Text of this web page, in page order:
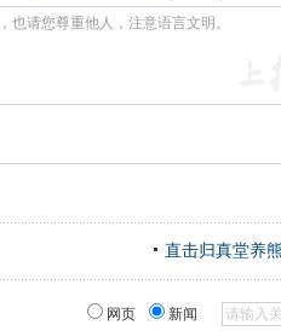
直击归真堂养
网页 新闻